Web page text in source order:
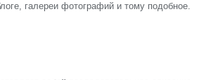
галереи фотографий и тому подобное.